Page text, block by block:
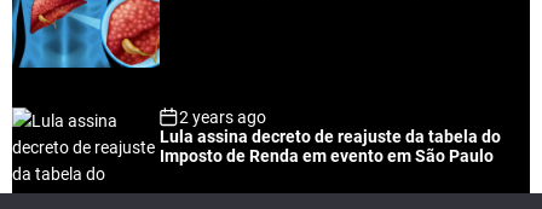
2 years ago
Lula assina decreto de reajuste da tabela do
Imposto de Renda em evento em São Paulo